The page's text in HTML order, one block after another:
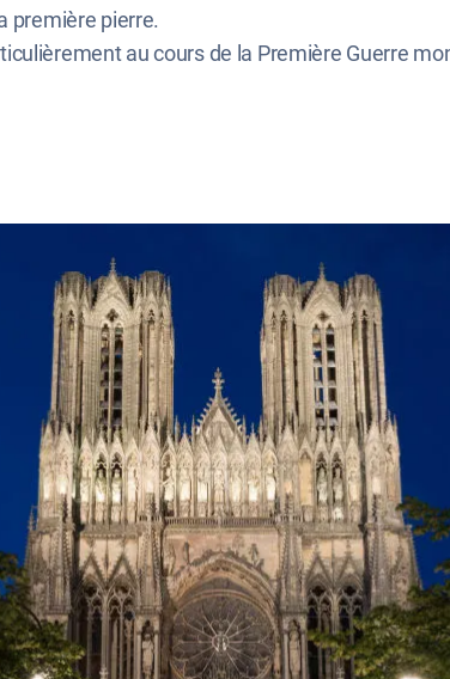
première pierre.
au cours de la Première Guerre